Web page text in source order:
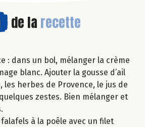
de la recette
: dans un bol, mélanger la crème
blanc. Ajouter la gousse d’ail
les herbes de Provence, le jus de
zestes. Bien mélanger et
à la poêle avec un filet